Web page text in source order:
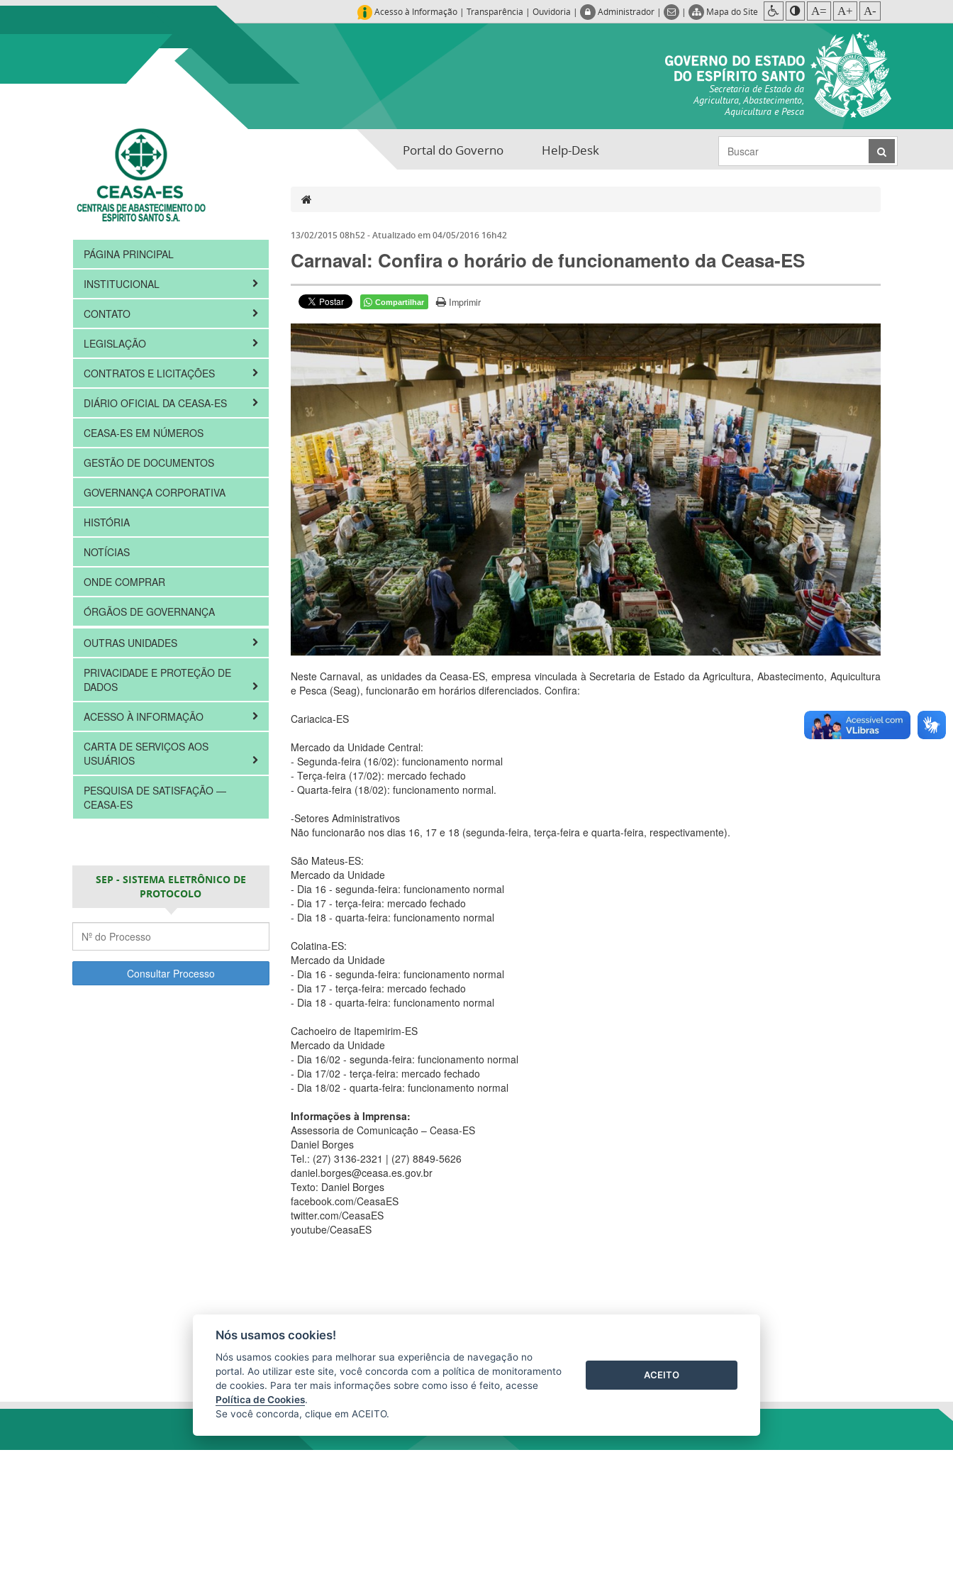
Acesso à Informação | Transparência | Ouvidoria | Administrador | | Mapa do Site A= A+ A-
Secretaria de Estado da
Agricultura, Abastecimento,
Aquicultura e Pesca
Portal do Governo Help-Desk
PÁGINA PRINCIPAL
INSTITUCIONAL
CONTATO
LEGISLAÇÃO
CONTRATOS E LICITAÇÕES
DIÁRIO OFICIAL DA CEASA-ES
CEASA-ES EM NÚMEROS
GESTÃO DE DOCUMENTOS
GOVERNANÇA CORPORATIVA
HISTÓRIA
NOTÍCIAS
ONDE COMPRAR
ÓRGÃOS DE GOVERNANÇA
OUTRAS UNIDADES
PRIVACIDADE E PROTEÇÃO DE
DADOS
ACESSO À INFORMAÇÃO
CARTA DE SERVIÇOS AOS
USUÁRIOS
PESQUISA DE SATISFAÇÃO —
CEASA-ES
SEP - SISTEMA ELETRÔNICO DE
PROTOCOLO
Consultar Processo
13/02/2015 08h52- Atualizado em04/05/2016 16h42
Carnaval: Confira o horário de funcionamento da Ceasa-ES
Compartilhar Imprimir
Neste Carnaval, as unidades da Ceasa-ES, empresa vinculada à Secretaria de Estado da Agricultura, Abastecimento, Aquicultura
e Pesca (Seag), funcionarão em horários diferenciados. Confira:
Cariacica-ES
Mercado da Unidade Central:
- Segunda-feira (16/02): funcionamento normal
- Terça-feira (17/02): mercado fechado
- Quarta-feira (18/02): funcionamento normal.
-Setores Administrativos
Não funcionarão nos dias 16, 17 e 18 (segunda-feira, terça-feira e quarta-feira, respectivamente).
São Mateus-ES:
Mercado da Unidade
- Dia 16 - segunda-feira: funcionamento normal
- Dia 17 - terça-feira: mercado fechado
- Dia 18 - quarta-feira: funcionamento normal
Colatina-ES:
Mercado da Unidade
- Dia 16 - segunda-feira: funcionamento normal
- Dia 17 - terça-feira: mercado fechado
- Dia 18 - quarta-feira: funcionamento normal
Cachoeiro de Itapemirim-ES
Mercado da Unidade
- Dia 16/02 - segunda-feira: funcionamento normal
- Dia 17/02 - terça-feira: mercado fechado
- Dia 18/02 - quarta-feira: funcionamento normal
Informações à Imprensa:
Assessoria de Comunicação – Ceasa-ES
Daniel Borges
Tel.: (27) 3136-2321 | (27) 8849-5626
daniel.borges@ceasa.es.gov.br
Texto: Daniel Borges
facebook.com/CeasaES
twitter.com/CeasaES
youtube/CeasaES
Nós usamos cookies!
Nós usamos cookies para melhorar sua experiência de navegação no
portal. Ao utilizar este site, você concorda com a política de monitoramento
de cookies. Para ter mais informações sobre como isso é feito, acesse
Política de Cookies.
Se você concorda, clique em ACEITO.
ACEITO